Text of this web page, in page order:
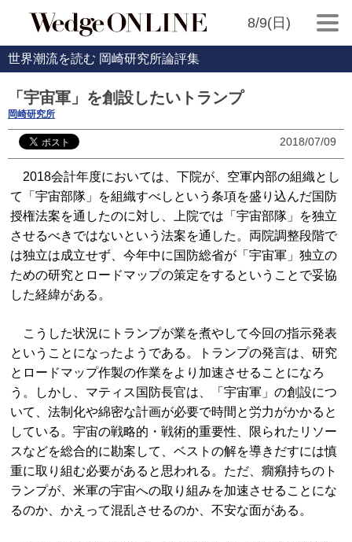
8/9(日)
世界潮流を読む 岡崎研究所論評集
「宇宙軍」を創設したいトランプ
岡崎研究所
2018/07/09
2018会計年度においては、下院が、空軍内部の組織とし
て「宇宙部隊」を組織すべしという条項を盛り込んだ国防
授権法案を通したのに対し、上院では「宇宙部隊」を独立
させるべきではないという法案を通した。両院調整段階で
は独立は成立せず、今年中に国防総省が「宇宙軍」独立の
ための研究とロードマップの策定をするということで妥協
した経緯がある。
こうした状況にトランプが業を煮やして今回の指示発表
ということになったようである。トランプの発言は、研究
とロードマップ作製の作業をより加速させることになろ
う。しかし、マティス国防長官は、「宇宙軍」の創設につ
いて、法制化や綿密な計画が必要で時間と労力がかかると
している。宇宙の戦略的・戦術的重要性、限られたリソー
スなどを総合的に勘案して、ベストの解を導きだすには慎
重に取り組む必要があると思われる。ただ、癇癪持ちのト
ランプが、米軍の宇宙への取り組みを加速させることにな
るのか、かえって混乱させるのか、不安な面がある。